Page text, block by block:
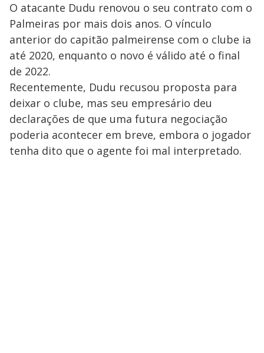
O atacante Dudu renovou o seu contrato com o
Palmeiras por mais dois anos. O vínculo
anterior do capitão palmeirense com o clube ia
até 2020, enquanto o novo é válido até o final
de 2022.
Recentemente, Dudu recusou proposta para
deixar o clube, mas seu empresário deu
declarações de que uma futura negociação
poderia acontecer em breve, embora o jogador
tenha dito que o agente foi mal interpretado.